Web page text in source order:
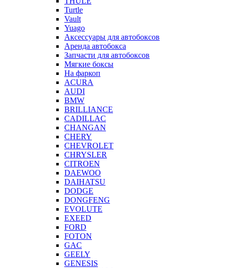
Turtle
Vault
Yuago
Аксессуары для автобоксов
Аренда автобокса
Запчасти для автобоксов
Мягкие боксы
На фаркоп
ACURA
AUDI
BMW
BRILLIANCE
CADILLAC
CHANGAN
CHERY
CHEVROLET
CHRYSLER
CITROEN
DAEWOO
DAIHATSU
DODGE
DONGFENG
EVOLUTE
EXEED
FORD
FOTON
GAC
GEELY
GENESIS